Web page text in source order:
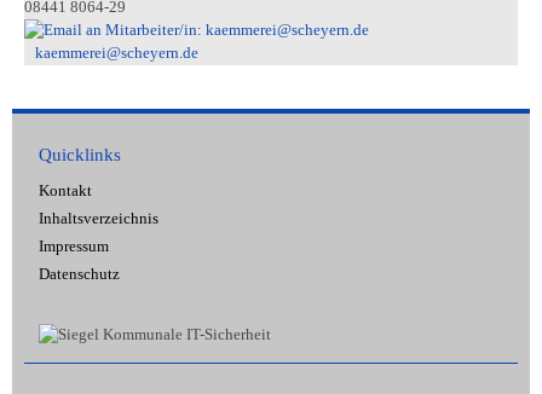
08441 8064-29
kaemmerei@scheyern.de
Quicklinks
Kontakt
Inhaltsverzeichnis
Impressum
Datenschutz